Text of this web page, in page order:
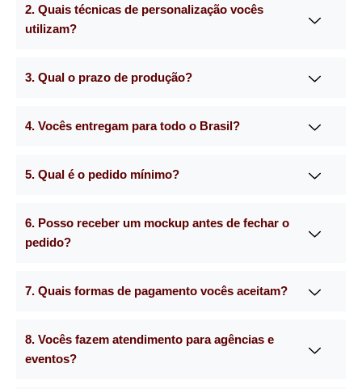
2. Quais técnicas de personalização vocês
utilizam?
3. Qual o prazo de produção?
4. Vocês entregam para todo o Brasil?
5. Qual é o pedido mínimo?
6. Posso receber um mockup antes de fechar o
pedido?
7. Quais formas de pagamento vocês aceitam?
8. Vocês fazem atendimento para agências e
eventos?